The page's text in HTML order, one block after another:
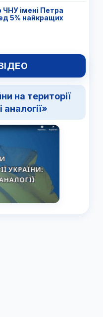
імені Петра
5% найкращих
на території
аналогії»